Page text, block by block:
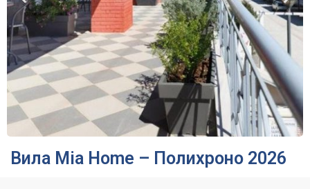
Вила Mia Home – Полихроно 2026